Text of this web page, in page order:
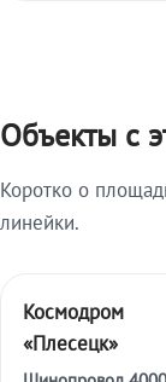
Объекты с
Коротко о
линейки.
Космодром
«Плесецк»